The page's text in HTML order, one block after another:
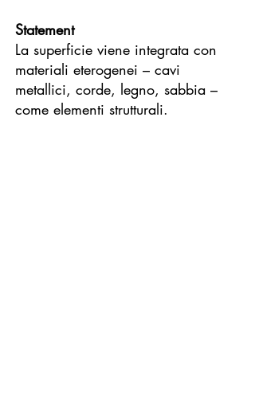
Statement
La superficie viene integrata con
materiali eterogenei – cavi
metallici, corde, legno, sabbia –
come elementi strutturali.